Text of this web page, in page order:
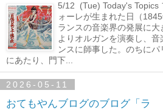
5/12 (Tue) Today's Topics
ォーレが生まれた日（
ランスの音楽界の発展に
よりオルガンを演奏し、
ンスに師事した。のちに
にあたり、門下...
2026-05-11
おてもやんブログのブログ「ラ